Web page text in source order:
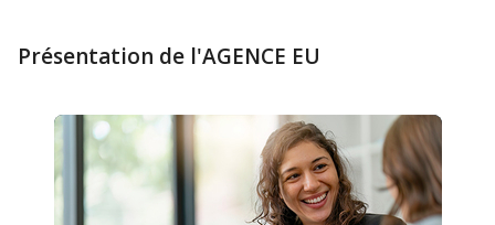
Présentation de l'AGENCE EU